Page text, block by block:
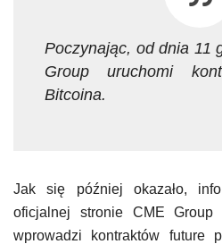
Poczynając, od dnia 11
Group uruchomi
Bitcoina.
Jak się później okazało,
oficjalnej stronie CME
wprowadzi kontraktów future